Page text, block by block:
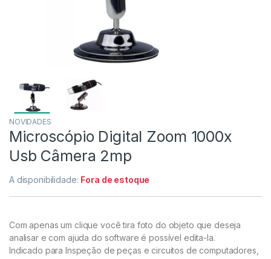
NOVIDADES
Microscópio Digital Zoom 1000x
Usb Câmera 2mp
A disponibilidade: Fora de estoque
Com apenas um clique você tira foto do objeto que deseja
analisar e com ajuda do software é possível edita-la.
Indicado para Inspeção de peças e circuitos de computadores,